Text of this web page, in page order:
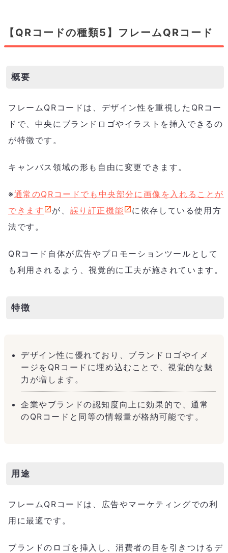
【QRコードの種類5】フレームQRコード
概要
フレームQRコードは、デザイン性を重視したQRコー
ドで、中央にブランドロゴやイラストを挿入できるの
が特徴です。
キャンバス領域の形も自由に変更できます。
※通常のQRコードでも中央部分に画像を入れることが
できます
が、 誤り訂正機能
に依存している使用方
法です。
QRコード自体が広告やプロモーションツールとして
も利用されるよう、視覚的に工夫が施されています。
特徴
デザイン性に優れており、ブランドロゴやイメ
ージをQRコードに埋め込むことで、視覚的な魅
力が増します。
企業やブランドの認知度向上に効果的で、通常
のQRコードと同等の情報量が格納可能です。
用途
フレームQRコードは、広告やマーケティングでの利
用に最適です。
ブランドのロゴを挿入し、消費者の目を引きつけるデ